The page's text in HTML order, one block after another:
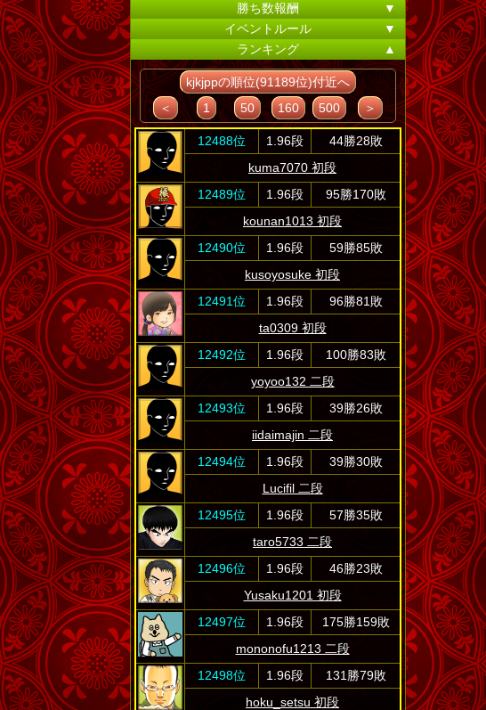
勝ち数報酬
▼
イベントルール
▼
ランキング
▲
kjkjppの順位(91189位)付近へ
＜
1 50 160 500 ＞
12488位 1.96段
44勝28敗
kuma7070 初段
12489位
1.96段
95勝170敗
kounan1013 初段
12490位
1.96段
59勝85敗
kusoyosuke 初段
12491位
1.96段
96勝81敗
ta0309 初段
12492位
1.96段
100勝83敗
yoyoo132 二段
12493位
1.96段
39勝26敗
iidaimajin 二段
12494位
1.96段
39勝30敗
Lucifil 二段
12495位
1.96段
57勝35敗
taro5733 二段
12496位
1.96段
46勝23敗
Yusaku1201 初段
12497位
1.96段
175勝159敗
mononofu1213 二段
12498位
1.96段
131勝79敗
hoku_setsu 初段